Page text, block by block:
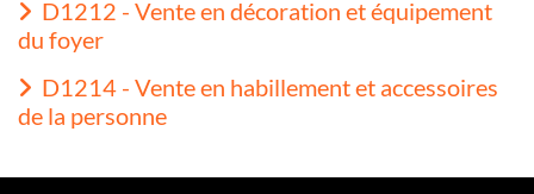
D1212 - Vente en décoration et équipement
du foyer
D1214 - Vente en habillement et accessoires
de la personne